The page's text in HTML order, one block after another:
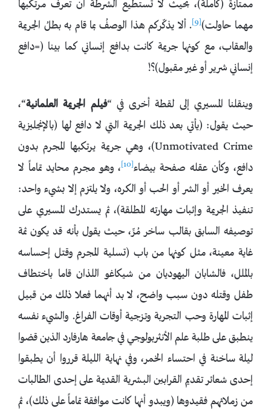
ممتازة (كاملة)، بحيث لا تستطيع الشرطة أن تعرف مرتكبها
مهما حاولت)[9]
. ألا يذكّركم هذا الوصفُ بما قام به بطلُ الجريمة
والعقاب، مع كونها جريمة كانت بدافع إنساني كما بينا (=دافع
إنساني شرير أو غير مقبول)؟!
وينقلنا المسيري إلى لقطة أخرى في “فيلم الجريمة العلمانية“،
حيث يقول: (يأتي بعد ذلك الجريمة التي لا دافع لها (بالإنجليزية
Unmotivated Crime)، وهي جريمة يرتكبها المجرم بدون
دافع، وكأن عقله صفحة بيضاء[10]
، وهو مجرم محايد تماماً لا
يعرف الخير أو الشر أو الحب أو الكره، ولا يلتزم إلا بشيء واحد:
تنفيذ الجريمة وإثبات مهارته المطلقة)، ثم يستدرك المسيري على
توصيفه السابق بقالب ساخر مُرِّ، حيث يقول بأنه قد يكون ثمة
غاية معينة، مثل كونها من باب (تسلية المجرم وقتل إحساسه
بالملل، فالشابان اليهوديان من شيكاغو اللذان قاما باختطاف
طفل وقتله دون سبب واضح، لا بد أنهما فعلا ذلك من قبيل
إثبات المهارة وحب التجربة وتزجية أوقات الفراغ. والشيء نفسه
ينطبق على طلبة علم الأنثربولوجي في جامعة هارفارد الذين قضوا
ليلة ساخنة في احتساء الخمر، وفي نهاية الليلة قرروا أن يطبقوا
إحدى شعائر تقديم القرابين البشرية القديمة على إحدى الطالبات
من زملائهم فقيدوها (ويبدو أنها كانت موافقة تماماً على ذلك)، ثم